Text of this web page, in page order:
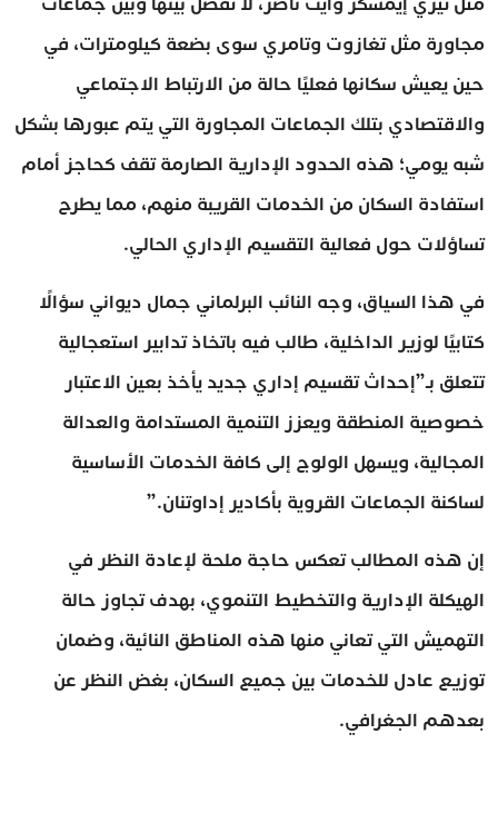
مجاورة مثل تغازوت وتامري سوى بضعة كيلومترات، في
حين يعيش سكانها فعليًا حالة من الارتباط الاجتماعي
والاقتصادي بتلك الجماعات المجاورة التي يتم عبورها بشكل
شبه يومي؛ هذه الحدود الإدارية الصارمة تقف كحاجز أمام
استفادة السكان من الخدمات القريبة منهم، مما يطرح
تساؤلات حول فعالية التقسيم الإداري الحالي.
في هذا السياق، وجه النائب البرلماني جمال ديواني سؤالًا
كتابيًا لوزير الداخلية، طالب فيه باتخاذ تدابير استعجالية
تتعلق بـ”إحداث تقسيم إداري جديد يأخذ بعين الاعتبار
خصوصية المنطقة ويعزز التنمية المستدامة والعدالة
المجالية، ويسهل الولوج إلى كافة الخدمات الأساسية
لساكنة الجماعات القروية بأكادير إداوتنان.”
إن هذه المطالب تعكس حاجة ملحة لإعادة النظر في
الهيكلة الإدارية والتخطيط التنموي، بهدف تجاوز حالة
التهميش التي تعاني منها هذه المناطق النائية، وضمان
توزيع عادل للخدمات بين جميع السكان، بغض النظر عن
بعدهم الجغرافي.